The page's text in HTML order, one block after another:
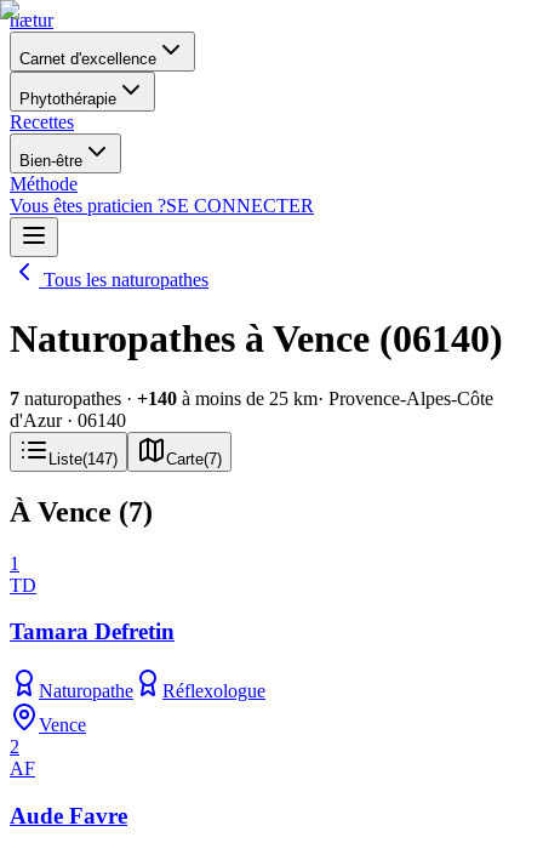
nætur
Carnet d'excellence
Phytothérapie
Recettes
Bien-être
Méthode
Vous êtes praticien ?SE CONNECTER
Tous les naturopathes
Naturopathes à Vence (06140)
7 naturopathes · +140 à moins de 25 km· Provence-Alpes-Côte
d'Azur· 06140
Liste(147) Carte(7)
À Vence (7)
1
TD
Tamara Defretin
Naturopathe
Réflexologue
Vence
2
AF
Aude Favre